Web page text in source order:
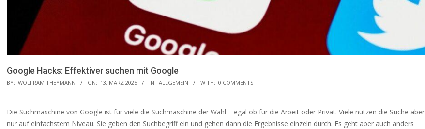
Google Hacks: Effektiver suchen mit Google
BY: WOLFRAM THEYMANN ON: 13. MÄRZ 2025 IN: ALLGEMEIN WITH: 0 COMMENTS
Die Suchmaschine von Google ist für viele die Suchmaschine der Wahl – egal ob für die Arbeit oder Privat. Viele nutzen die Suche aber
nur auf einfachstem Niveau. Sie geben den Suchbegriff ein und gehen dann die Ergebnisse einzeln durch. Es geht aber auch anders